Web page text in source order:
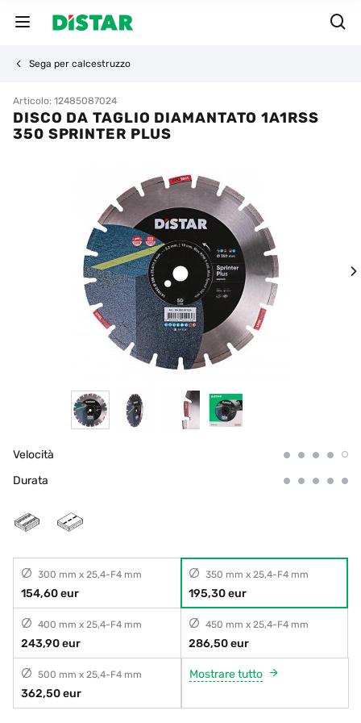
Sega per calcestruzzo
Articolo: 12485087024
DISCO DA TAGLIO DIAMANTATO 1A1RSS
350 SPRINTER PLUS
Velocità
Durata
300 mm x 25,4-F4 mm
154,60 eur
350 mm x 25,4-F4 mm
195,30 eur
400 mm x 25,4-F4 mm
243,90 eur
450 mm x 25,4-F4 mm
286,50 eur
500 mm x 25,4-F4 mm
362,50 eur
Mostrare tutto